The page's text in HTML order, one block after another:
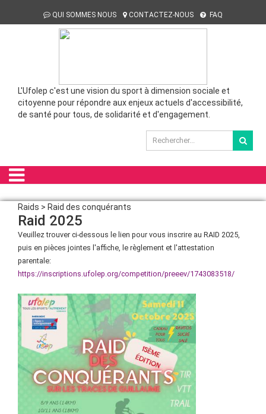
QUI SOMMES NOUS CONTACTEZ-NOUS FAQ
L'Ufolep c'est une vision du sport à dimension sociale et
citoyenne pour répondre aux enjeux actuels d'accessibilité,
de santé pour tous, de solidarité et d'engagement.
Raids > Raid des conquérants
Raid 2025
Veuillez trouver ci-dessous le lien pour vous inscrire au RAID 2025,
puis en pièces jointes l'affiche, le règlement et l'attestation
parentale:
https://inscriptions.ufolep.org/competition/preeev/1743083518/